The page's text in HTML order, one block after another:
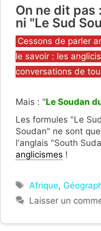
On ne dit pas
ni "Le Sud
Catégories
Cessons de parler
le savoir : les
conversations de
Mais : "Le Soudan
Les formules "Le
Soudan" ne sont
l'anglais "South
anglicismes !
Étiquettes
Afrique,
Laisser un